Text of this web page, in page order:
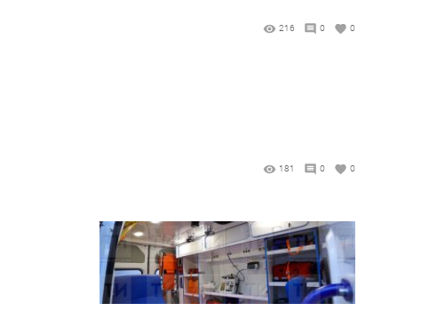
216 0 0
181 0 0